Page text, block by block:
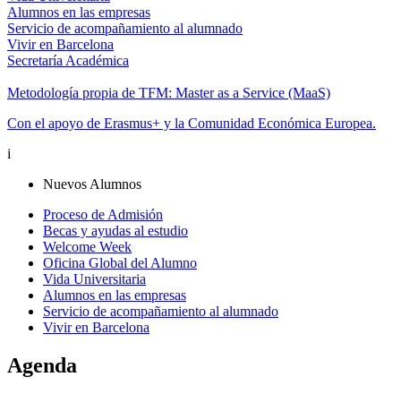
Alumnos en las empresas
Servicio de acompañamiento al alumnado
Vivir en Barcelona
Secretaría Académica
Metodología propia de TFM: Master as a Service (MaaS)
Con el apoyo de Erasmus+ y la Comunidad Económica Europea.
i
Nuevos Alumnos
Proceso de Admisión
Becas y ayudas al estudio
Welcome Week
Oficina Global del Alumno
Vida Universitaria
Alumnos en las empresas
Servicio de acompañamiento al alumnado
Vivir en Barcelona
Agenda